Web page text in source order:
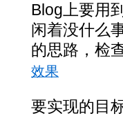
Blog上要用
闲着没什么
的思路，检
效果
要实现的目